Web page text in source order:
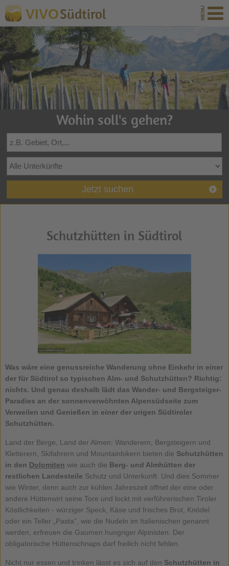
VIVOSüdtirol
Wohin soll's gehen?
Jetzt suchen
Schutzhütten in Südtirol
Was wäre eine genussreiche Wanderung ohne Einkehr in einer
der für Südtirol so typischen Alm- und Schutzhütten? Richtig:
nichts. Und genau deshalb lädt das Wander- und Bergsteiger-
Paradies an der sonnenverwöhnten Alpensüdseite zum
Verweilen und Genießen in einer der urigen Südtiroler
Schutzhütten.
Land der Berge, Land der Almen: Wanderern, Bergsteigern und
Kletterern, Skifahrern und Mountainbikern bieten die Schutzhütten
in den Dolomiten wie auch die Berg- und Almhütten der
restlichen Landesteile Schutz und Unterkunft. Und dies Sommer
wie Winter, denn auch zur kühlen Jahreszeit öffnet der eine oder
andere Hüttenwirt seine Tore und lockt mit verführerischen Tiroler
Köstlichkeiten - würziger Speck, Käse und frisches Brot, Knödel
oder ein Teller „Pasta“, wie die Nudeln im Italienischen genannt
werden, erfreuen die Gaumen hungriger Alpinisten. Der
obligatorische Hüttenschnaps darf freilich nicht fehlen.
Nicht nur essen und trinken lässt es sich auf den Schutzhütten in